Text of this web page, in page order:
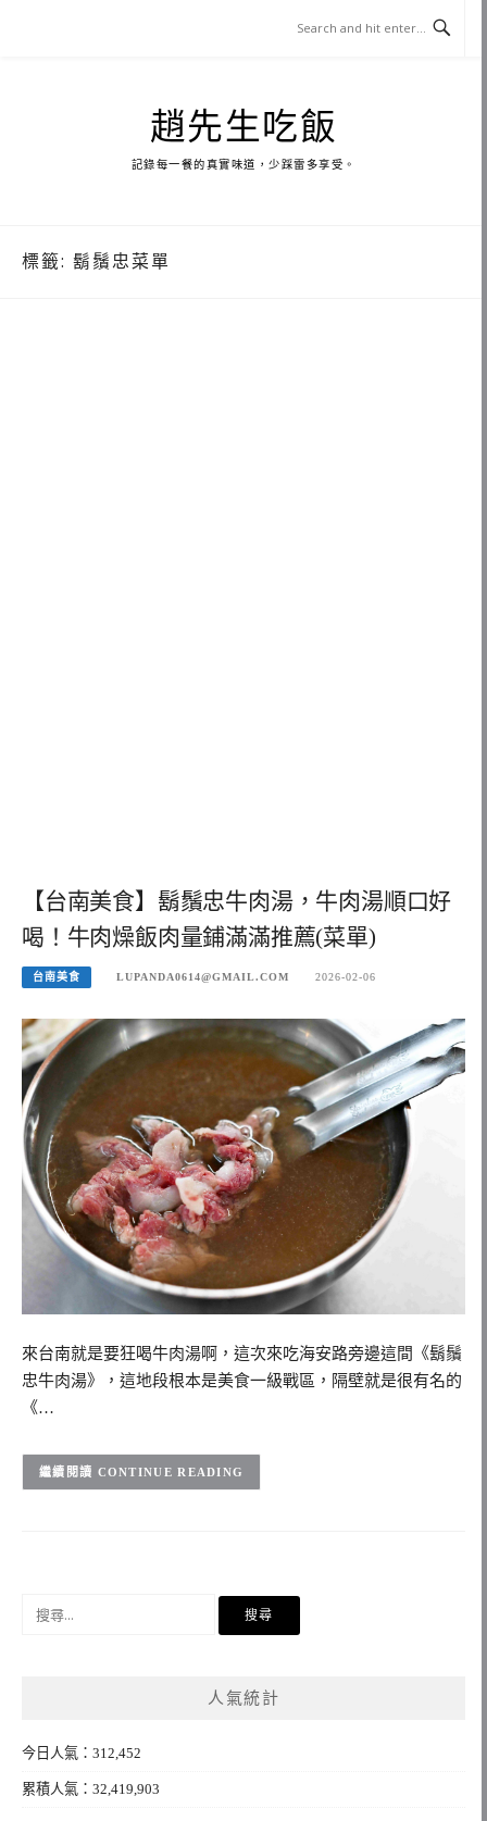
趙先生吃飯
記錄每一餐的真實味道，少踩雷多享受。
標籤: 鬍鬚忠菜單
【台南美食】鬍鬚忠牛肉湯，牛肉湯順口好
喝！牛肉燥飯肉量鋪滿滿推薦(菜單)
台南美食 LUPANDA0614@GMAIL.COM 2026-02-06
來台南就是要狂喝牛肉湯啊，這次來吃海安路旁邊這間《鬍鬚
忠牛肉湯》，這地段根本是美食一級戰區，隔壁就是很有名的
《…
CONTINUE READING
人氣統計
今日人氣：312,452
累積人氣：32,419,903